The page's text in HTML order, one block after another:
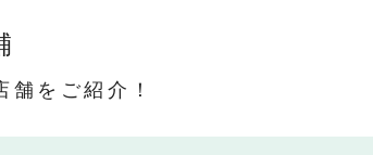
をご紹介！